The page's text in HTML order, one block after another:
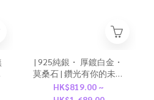
| 925純銀・ 厚鍍白金・
莫桑石 | 鑽光有你的未來
情侶戒指（男款/女款） |
RI0955 |
HK$819.00 ~